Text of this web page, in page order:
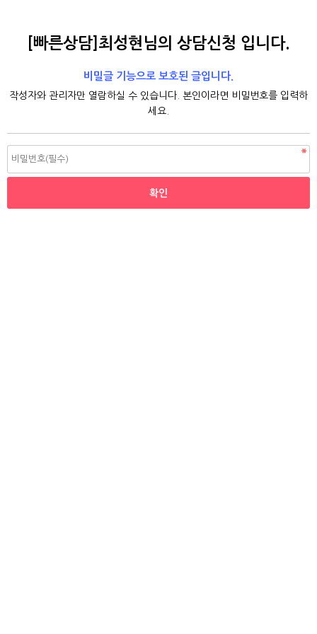
[빠른상담]최성현님의 상담신청 입니다.
비밀글 기능으로 보호된 글입니다.
작성자와 관리자만 열람하실 수 있습니다. 본인이라면 비밀번호를 입력하
세요.